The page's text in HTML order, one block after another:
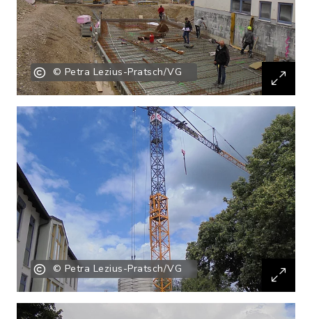
© Petra Lezius-Pratsch/VG
© Petra Lezius-Pratsch/VG